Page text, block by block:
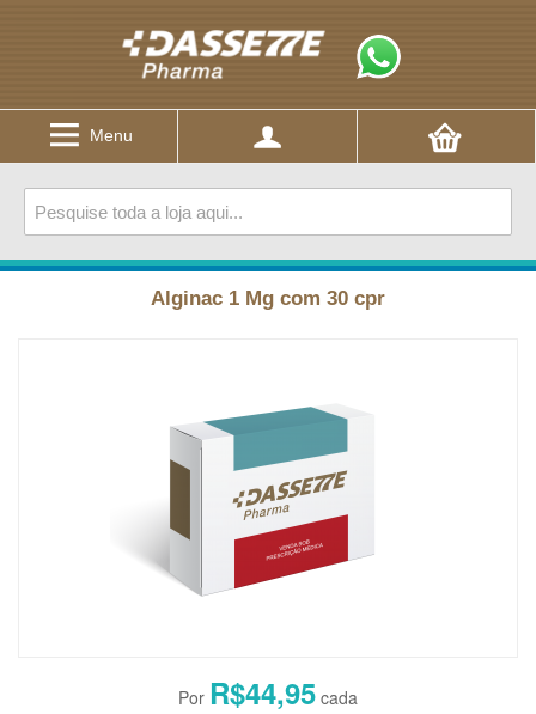
Menu
Alginac 1 Mg com 30 cpr
R$44,95